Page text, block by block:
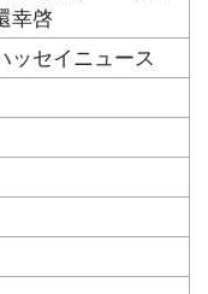
幸啓
ッセイニュース